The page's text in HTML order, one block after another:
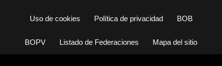
Uso de cookies Política de privacidad BOB
BOPV Listado de Federaciones Mapa del sitio